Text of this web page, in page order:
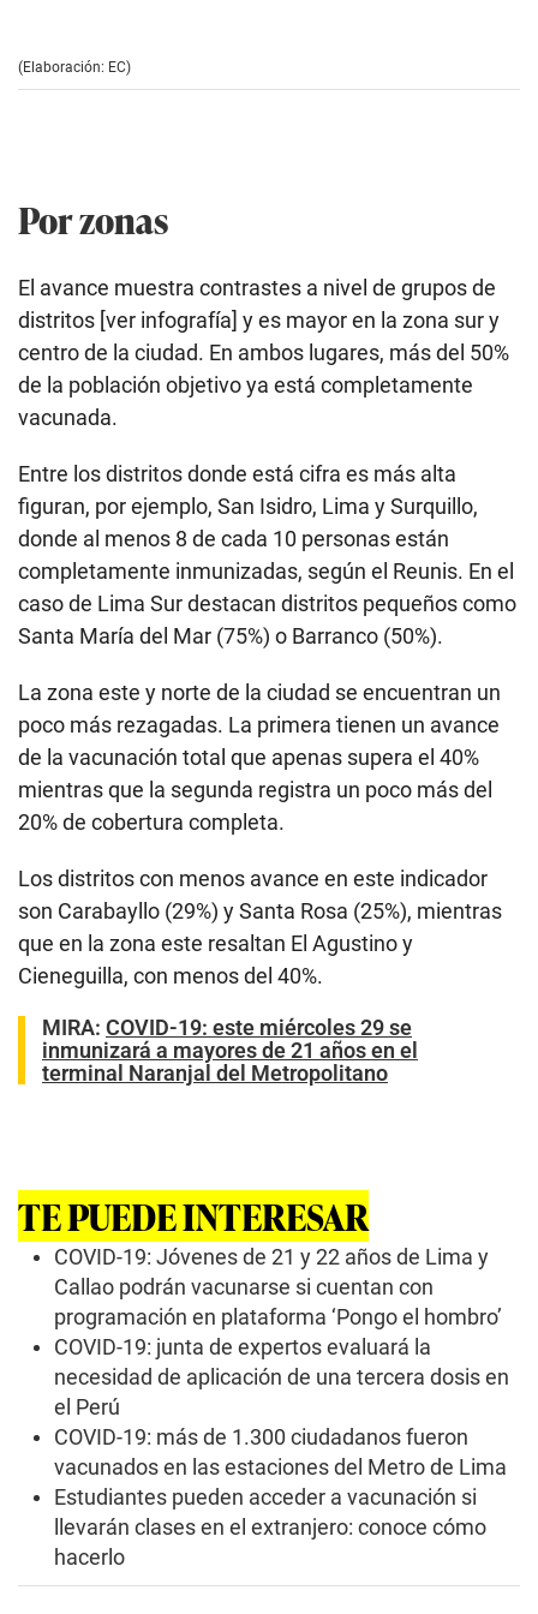
(Elaboración: EC)
Por zonas
El avance muestra contrastes a nivel de grupos de
distritos [ver infografía] y es mayor en la zona sur y
centro de la ciudad. En ambos lugares, más del 50%
de la población objetivo ya está completamente
vacunada.
Entre los distritos donde está cifra es más alta
figuran, por ejemplo, San Isidro, Lima y Surquillo,
donde al menos 8 de cada 10 personas están
completamente inmunizadas, según el Reunis. En el
caso de Lima Sur destacan distritos pequeños como
Santa María del Mar (75%) o Barranco (50%).
La zona este y norte de la ciudad se encuentran un
poco más rezagadas. La primera tienen un avance
de la vacunación total que apenas supera el 40%
mientras que la segunda registra un poco más del
20% de cobertura completa.
Los distritos con menos avance en este indicador
son Carabayllo (29%) y Santa Rosa (25%), mientras
que en la zona este resaltan El Agustino y
Cieneguilla, con menos del 40%.
MIRA: COVID-19: este miércoles 29 se
inmunizará a mayores de 21 años en el
terminal Naranjal del Metropolitano
TE PUEDE INTERESAR
COVID-19: Jóvenes de 21 y 22 años de Lima y
Callao podrán vacunarse si cuentan con
programación en plataforma ‘Pongo el hombro’
COVID-19: junta de expertos evaluará la
necesidad de aplicación de una tercera dosis en
el Perú
COVID-19: más de 1.300 ciudadanos fueron
vacunados en las estaciones del Metro de Lima
Estudiantes pueden acceder a vacunación si
llevarán clases en el extranjero: conoce cómo
hacerlo